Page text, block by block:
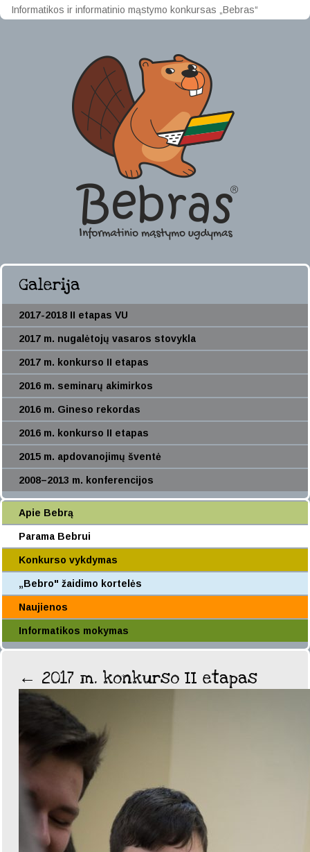
Informatikos ir informatinio mąstymo konkursas „Bebras“
Galerija
2017-2018 II etapas VU
2017 m. nugalėtojų vasaros stovykla
2017 m. konkurso II etapas
2016 m. seminarų akimirkos
2016 m. Gineso rekordas
2016 m. konkurso II etapas
2015 m. apdovanojimų šventė
2008–2013 m. konferencijos
Apie Bebrą
Parama Bebrui
Konkurso vykdymas
„Bebro" žaidimo kortelės
Naujienos
Informatikos mokymas
← 2017 m. konkurso II etapas